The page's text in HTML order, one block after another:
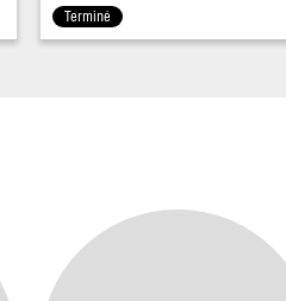
Terminé